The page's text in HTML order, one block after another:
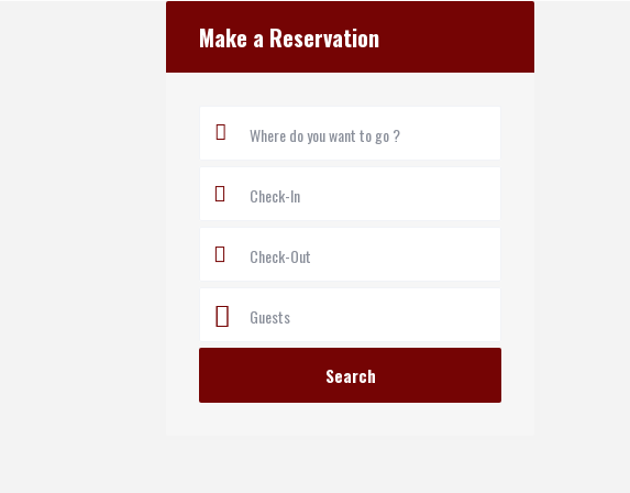
Make a Reservation